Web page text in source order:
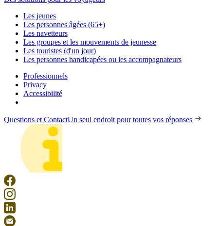
Les jeunes
Les personnes âgées (65+)
Les navetteurs
Les groupes et les mouvements de jeunesse
Les touristes (d'un jour)
Les personnes handicapées ou les accompagnateurs
Professionnels
Privacy
Accessibilité
Questions et ContactUn seul endroit pour toutes vos réponses